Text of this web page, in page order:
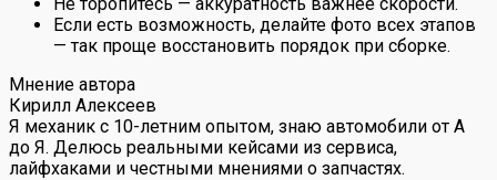
Если есть возможность, делайте фото всех этапов
— так проще восстановить порядок при сборке.
Мнение автора
Кирилл Алексеев
Я механик с 10-летним опытом, знаю автомобили от А
до Я. Делюсь реальными кейсами из сервиса,
лайфхаками и честными мнениями о запчастях.